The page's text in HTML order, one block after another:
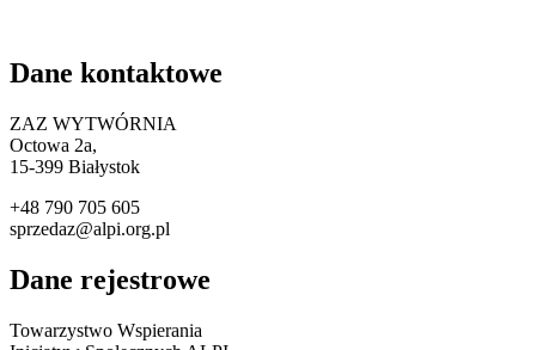
Dane kontaktowe
ZAZ WYTWÓRNIA
Octowa 2a,
15-399 Białystok
+48 790 705 605
sprzedaz@alpi.org.pl
Dane rejestrowe
Towarzystwo Wspierania